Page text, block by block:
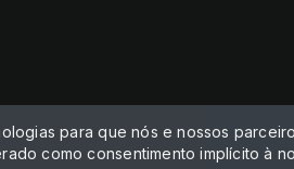
para que nós e nossos
como consentimento implícito à